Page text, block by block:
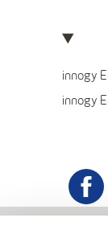
innogy
innogy